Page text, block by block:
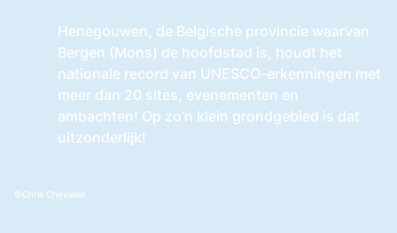
Chris Chevalier
Henegouwen, de Belgische provincie waarvan
Bergen (Mons) de hoofdstad is, houdt het
nationale record van UNESCO-erkenningen met
meer dan 20 sites, evenementen en
ambachten! Op zo'n klein grondgebied is dat
uitzonderlijk!